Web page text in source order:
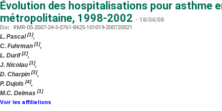
Évolution des hospitalisations pour asthme
métropolitaine, 1998-2002 - 18/04/08
Doi : RMR-05-2007-24-5-0761-8425-101019-200720021
L. Pascal[1],
C. Fuhrman [1],
L. Durif[2],
J. Nicolau [1],
D. Charpin [3],
P. Dujols [4],
M.C. Delmas [1]
Voir les affiliations